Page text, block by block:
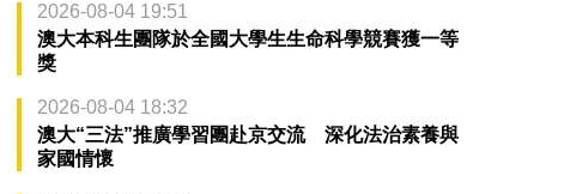
2026-08-04 19:51
澳大本科生團隊於全國大學生生命科學競賽獲一等
獎
2026-08-04 18:32
澳大“三法”推廣學習團赴京交流 深化法治素養與
家國情懷